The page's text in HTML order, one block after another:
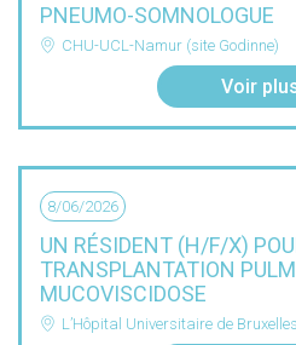
PNEUMO-SOMNOLOGUE
CHU-UCL-Namur (site Godinne)
Voir
8/06/2026
UN RÉSIDENT (H/F/X)
TRANSPLANTATION
MUCOVISCIDOSE
L’Hôpital Universitaire de